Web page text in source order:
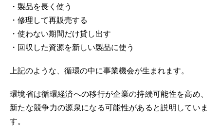
・製品を長く使う
・修理して再販売する
・使わない期間だけ貸し出す
・回収した資源を新しい製品に使う
上記のような、循環の中に事業機会が生まれます。
環境省は循環経済への移行が企業の持続可能性を高め、
新たな競争力の源泉になる可能性があると説明していま
す。